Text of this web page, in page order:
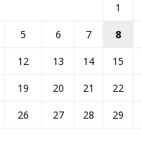
1
5 6 7 8
12 13 14 15
19 20 21 22
26 27 28 29